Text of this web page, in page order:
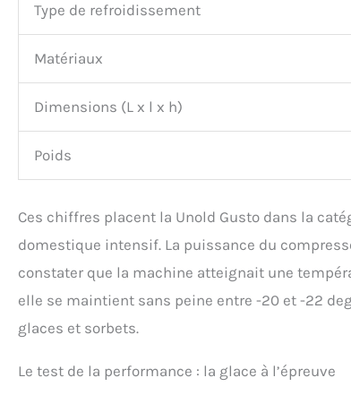
Type de refroidissement
Matériaux
Dimensions (L x l x h)
Poids
Ces chiffres placent la Unold Gusto dans la
domestique intensif. La puissance du
constater que la machine atteignait une
elle se maintient sans peine entre -20 et -22
glaces et sorbets.
Le test de la performance : la glace à l’épreuve